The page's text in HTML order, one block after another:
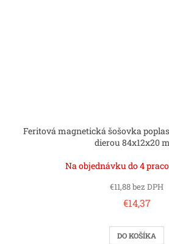
Feritová magnetická šošovka
dierou 84x12x20
Na objednávku do 4
€11,88 bez DPH
€14,37
DO KOŠÍKA